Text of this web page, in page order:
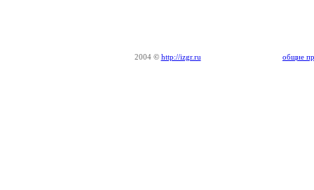
2004 © http://izgr.ru общие